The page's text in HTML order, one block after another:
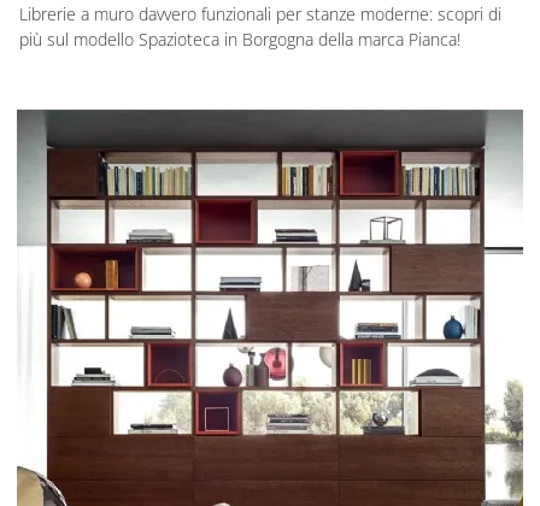
Librerie a muro davvero funzionali per stanze moderne: scopri di
più sul modello Spazioteca in Borgogna della marca Pianca!